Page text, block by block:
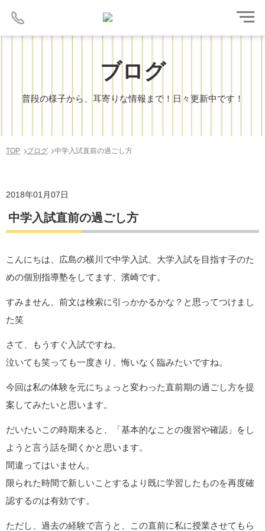
ブログ
普段の様子から、耳寄りな情報まで！日々更新中です！
TOP ブログ 中学入試直前の過ごし方
2018年01月07日
中学入試直前の過ごし方
こんにちは、広島の横川で中学入試、大学入試を目指す子のた
めの個別指導塾をしてます、濱崎です。
すみません、前文は検索に引っかかるかな？と思ってつけまし
た笑
さて、もうすぐ入試ですね。
泣いても笑っても一度きり、悔いなく臨みたいですね。
今回は私の体験を元にちょっと変わった直前期の過ごし方を提
案してみたいと思います。
だいたいこの時期来ると、「基本的なことの復習や確認」をし
ようと言う話を聞くかと思います。
間違ってはいません。
限られた時間で新しいことするより既に学習したものを再度確
認するのは有効です。
ただし、過去の経験で言うと、この直前に私に授業させてもら